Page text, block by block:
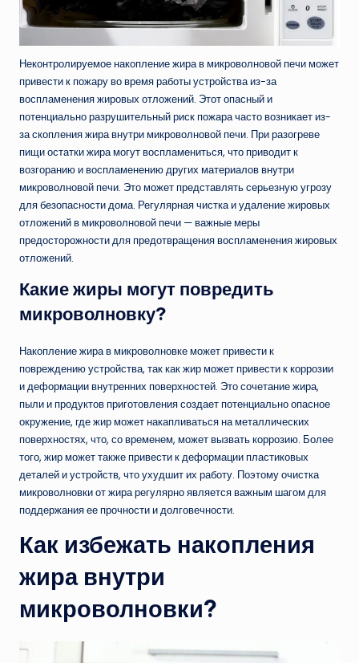
Неконтролируемое накопление жира в микроволновой печи может
привести к пожару во время работы устройства из-за
воспламенения жировых отложений. Этот опасный и
потенциально разрушительный риск пожара часто возникает из-
за скопления жира внутри микроволновой печи. При разогреве
пищи остатки жира могут воспламениться, что приводит к
возгоранию и воспламенению других материалов внутри
микроволновой печи. Это может представлять серьезную угрозу
для безопасности дома. Регулярная чистка и удаление жировых
отложений в микроволновой печи — важные меры
предосторожности для предотвращения воспламенения жировых
отложений.
Какие жиры могут повредить
микроволновку?
Накопление жира в микроволновке может привести к
повреждению устройства, так как жир может привести к коррозии
и деформации внутренних поверхностей. Это сочетание жира,
пыли и продуктов приготовления создает потенциально опасное
окружение, где жир может накапливаться на металлических
поверхностях, что, со временем, может вызвать коррозию. Более
того, жир может также привести к деформации пластиковых
деталей и устройств, что ухудшит их работу. Поэтому очистка
микроволновки от жира регулярно является важным шагом для
поддержания ее прочности и долговечности.
Как избежать накопления
жира внутри
микроволновки?